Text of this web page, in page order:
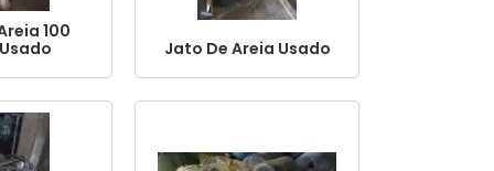
100
Jato De Areia Usado